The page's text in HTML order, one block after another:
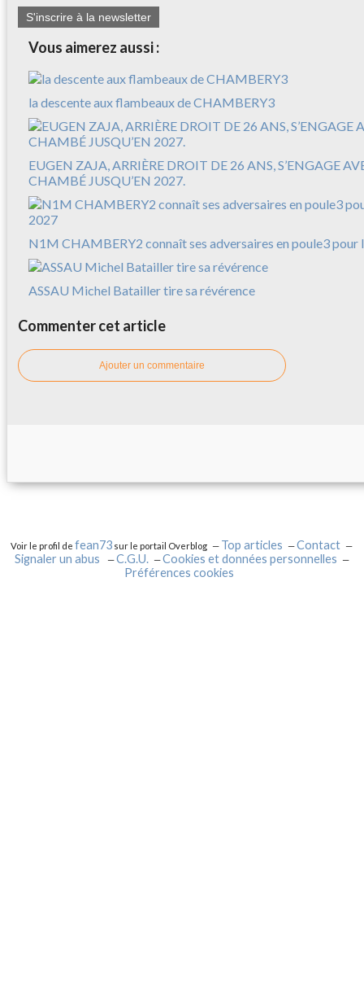
S'inscrire à la newsletter
Vous aimerez aussi :
la descente aux flambeaux de CHAMBERY3
EUGEN ZAJA, ARRIÈRE DROIT DE 26 ANS, S’ENGAGE
CHAMBÉ JUSQU’EN 2027.
N1M CHAMBERY2 connaît ses adversaires en poule3 pour
ASSAU Michel Batailler tire sa révérence
Commenter cet article
Ajouter un commentaire
Voir le profil defean73 sur le portail Overblog Top articles
Contact
Signaler un abus
C.G.U.
Cookies et données personnelles
Préférences cookies